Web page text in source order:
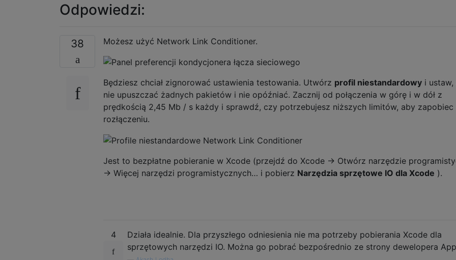
Odpowiedzi:
38 Możesz użyć Network Link Conditioner.
Będziesz chciał zignorować ustawienia testowania. Utwórz profil niestandardowy i ustaw,
nie upuszczać żadnych pakietów i nie opóźniać. Zacznij od połączenia w górę i w dół z
prędkością 2,45 Mb / s każdy i sprawdź, czy potrzebujesz niższych limitów, aby zapobiec
rozłączeniu.
Jest to bezpłatne pobieranie w Xcode (przejdź do Xcode → Otwórz narzędzie
→ Więcej narzędzi programistycznych… i pobierz Narzędzia sprzętowe IO dla Xcode ).
4
Działa idealnie. Dla przyszłego odniesienia nie ma potrzeby pobierania Xcode dla
sprzętowych narzędzi IO. Można go pobrać bezpośrednio ze strony dewelopera